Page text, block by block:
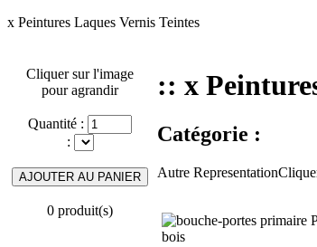
x Peintures Laques Vernis Teintes
Cliquer sur l'image
pour agrandir
Quantité :
:
0 produit(s)
:: x
Catégorie :
Autre